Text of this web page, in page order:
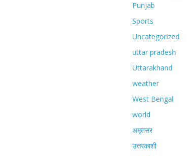
Punjab
Sports
Uncategorized
uttar pradesh
Uttarakhand
weather
West Bengal
world
अमृतसर
उत्तरकाशी